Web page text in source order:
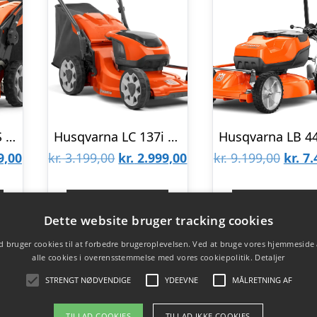
Husqvarna LC 247S Plæneklipper
Den
kr. 3.999,00.
Husqvarna LC 137i Plæneklipper Komplet
kr.3.199,00 Den
var:
kr. 3.199,00.
kr. 2.999,00Den
er:
kr. 2.999,00.
Gå til shop
kr.9.199,00 Den
kr.
kr.
Gå til shop
Dette website bruger tracking cookies
bruger cookies til at forbedre brugeroplevelsen. Ved at bruge vores hjemmeside
alle cookies i overensstemmelse med vores cookiepolitik. Detaljer
STRENGT NØDVENDIGE YDEEVNE MÅLRETNING AF